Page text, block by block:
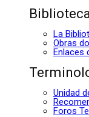
La
Obras
Enlaces
Unidad
Foros